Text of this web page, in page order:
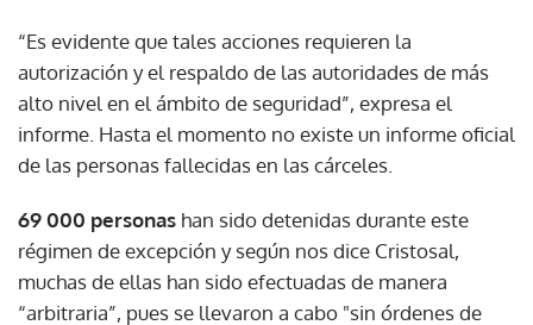
“Es evidente que tales acciones requieren la
autorización y el respaldo de las autoridades de más
alto nivel en el ámbito de seguridad”, expresa el
informe. Hasta el momento no existe un informe oficial
de las personas fallecidas en las cárceles.
69 000 personas han sido detenidas durante este
régimen de excepción y según nos dice Cristosal,
muchas de ellas han sido efectuadas de manera
“arbitraria”, pues se llevaron a cabo "sin órdenes de